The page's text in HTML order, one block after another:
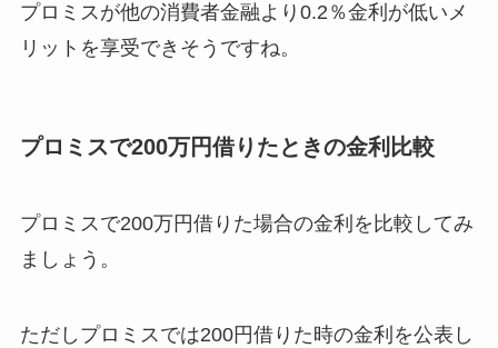
プロミスが他の消費者金融より0.2％金利が低いメ
リットを享受できそうですね。
プロミスで200万円借りたときの金利比較
プロミスで200万円借りた場合の金利を比較してみ
ましょう。
ただしプロミスでは200円借りた時の金利を公表し